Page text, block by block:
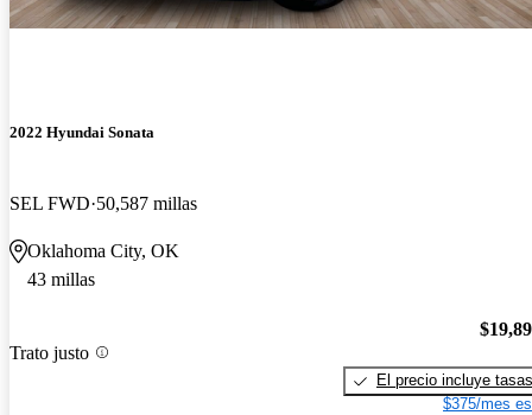
2022 Hyundai Sonata
SEL FWD 50,587 millas
Oklahoma City, OK
43 millas
Trato justo
El precio incluye tasas
$375/mes